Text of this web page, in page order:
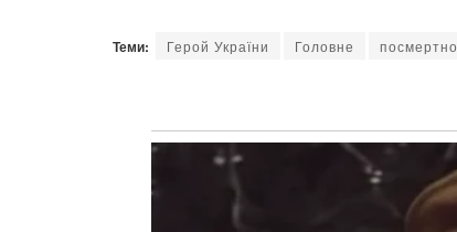
Теми: Герой України Головне посмертно